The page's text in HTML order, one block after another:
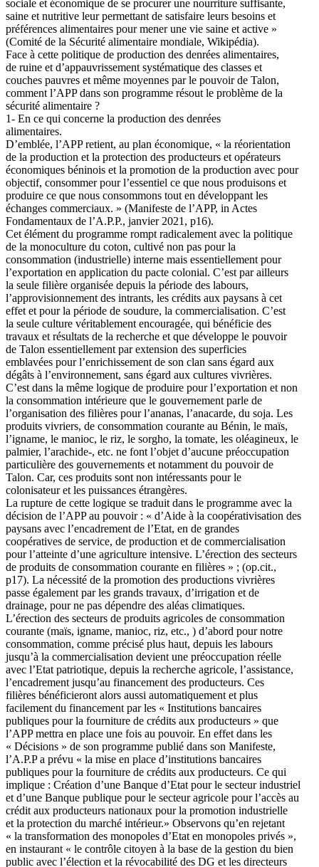
sociale et économique de se procurer une nourriture suffisante,
saine et nutritive leur permettant de satisfaire leurs besoins et
préférences alimentaires pour mener une vie saine et active »
(Comité de la Sécurité alimentaire mondiale, Wikipédia).
Face à cette politique de production des denrées alimentaires,
de ruine et d’appauvrissement systématique des classes et
couches pauvres et même moyennes par le pouvoir de Talon,
comment l’APP dans son programme résout le problème de la
sécurité alimentaire ?
1- En ce qui concerne la production des denrées
alimentaires.
D’emblée, l’APP retient, au plan économique, « la réorientation
de la production et la protection des producteurs et opérateurs
économiques béninois et la promotion de la production avec pour
objectif, consommer pour l’essentiel ce que nous produisons et
produire ce que nous consommons tout en développant les
échanges commerciaux. » (Manifeste de l’APP, in Actes
Fondamentaux de l’A.P.P., janvier 2021, p16).
Cet élément du programme rompt radicalement avec la politique
de la monoculture du coton, cultivé non pas pour la
consommation (industrielle) interne mais essentiellement pour
l’exportation en application du pacte colonial. C’est par ailleurs
la seule filière organisée depuis la période des labours,
l’approvisionnement des intrants, les crédits aux paysans à cet
effet et pour la période de soudure, la commercialisation. C’est
la seule culture véritablement encouragée, qui bénéficie des
travaux et résultats de la recherche et que développe le pouvoir
de Talon essentiellement par extension des superficies
emblavées pour l’enrichissement de son clan sans égard aux
dégâts à l’environnement, sans égard aux cultures vivrières.
C’est dans la même logique de produire pour l’exportation et non
la consommation intérieure que le gouvernement parle de
l’organisation des filières pour l’ananas, l’anacarde, du soja. Les
produits vivriers, de consommation courante au Bénin, le maïs,
l’igname, le manioc, le riz, le sorgho, la tomate, les oléagineux, le
palmier, l’arachide-, etc. ne font l’objet d’aucune préoccupation
particulière des gouvernements et notamment du pouvoir de
Talon. Car, ces produits sont non intéressants pour le
colonisateur et les puissances étrangères.
La rupture de cette logique se traduit dans le programme avec la
décision de l’APP au pouvoir : « d’Aide à la coopérativisation des
paysans avec l’encadrement de l’Etat, en de grandes
coopératives de service, de production et de commercialisation
pour l’atteinte d’une agriculture intensive. L’érection des secteurs
de produits de consommation courante en filières » ; (op.cit.,
p17). La nécessité de la promotion des productions vivrières
passe également par les grands travaux, d’irrigation et de
drainage, pour ne pas dépendre des aléas climatiques.
L’érection des secteurs de produits agricoles de consommation
courante (maïs, igname, manioc, riz, etc., ) d’abord pour notre
consommation, comme précisé plus haut, depuis les labours
jusqu’à la commercialisation devient une préoccupation réelle
avec l’Etat patriotique, depuis la recherche agricole, l’assistance,
l’encadrement jusqu’au financement des producteurs. Ces
filières bénéficieront alors aussi automatiquement et plus
facilement du financement par les « Institutions bancaires
publiques pour la fourniture de crédits aux producteurs » que
l’APP mettra en place une fois au pouvoir. En effet dans les
« Décisions » de son programme publié dans son Manifeste,
l’A.P.P a prévu « la mise en place d’institutions bancaires
publiques pour la fourniture de crédits aux producteurs. Ce qui
implique : Création d’une Banque d’Etat pour le secteur industriel
et d’une Banque publique pour le secteur agricole pour l’accès au
crédit aux producteurs nationaux pour la promotion industrielle
et la protection du marché intérieur.» Observons qu’en rejetant
« la transformation des monopoles d’Etat en monopoles privés »,
en instaurant « le contrôle citoyen à la base de la gestion du bien
public avec l’élection et la révocabilité des DG et les directeurs